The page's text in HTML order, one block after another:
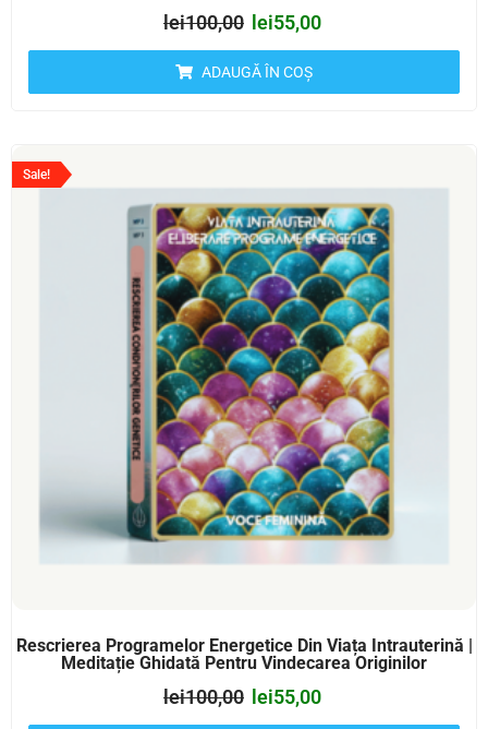
lei100,00 lei55,00
ADAUGĂ ÎN COȘ
Sale!
Rescrierea Programelor Energetice Din Viața Intrauterină |
Meditație Ghidată Pentru Vindecarea Originilor
lei100,00 lei55,00